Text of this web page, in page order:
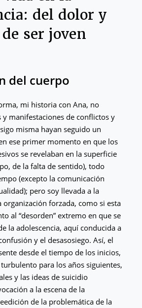
del dolor y
ser joven
del cuerpo
mi historia con Ana, no
manifestaciones de conflictos y
misma hayan seguido un
ese primer momento en que los
se revelaban en la superficie
de la falta de sentido), todo
(excepto la comunicación
pero soy llevada a la
forzada, como si esta
al “desorden” extremo en que se
la adolescencia, aquí conducida a
y el desasosiego. Así, el
desde el tiempo de los inicios,
para los años siguientes,
y las ideas de suicidio
a la escena de la
de la problemática de la